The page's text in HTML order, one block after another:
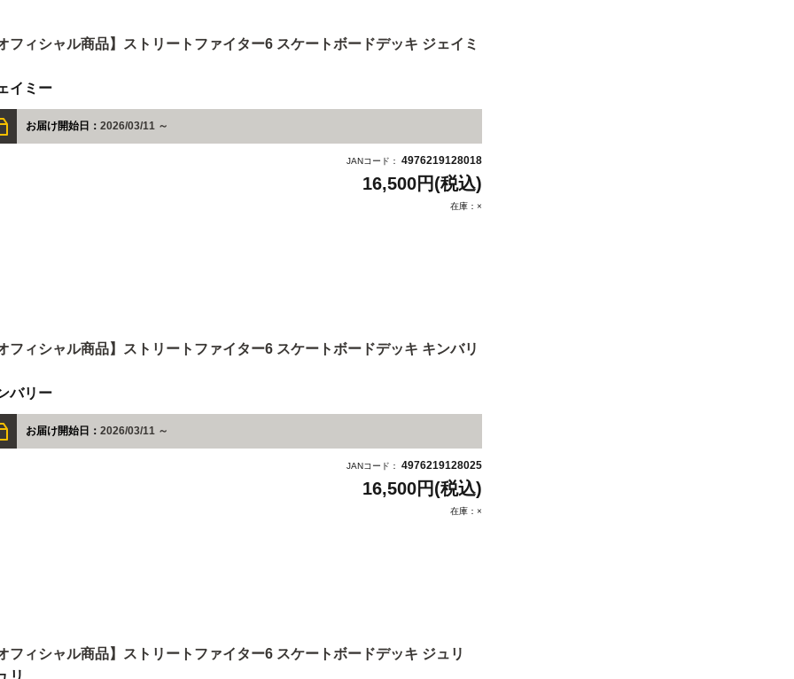
フィシャル商品】ストリートファイター6 スケートボードデッキ ジェイミ
イミー
お届け開始日： 2026/03/11 ～
JANコード： 4976219128018
16,500円(税込)
在庫：×
フィシャル商品】ストリートファイター6 スケートボードデッキ キンバリ
バリー
お届け開始日： 2026/03/11 ～
JANコード： 4976219128025
16,500円(税込)
在庫：×
フィシャル商品】ストリートファイター6 スケートボードデッキ ジュリ